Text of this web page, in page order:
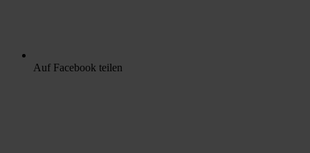
Auf Facebook teilen